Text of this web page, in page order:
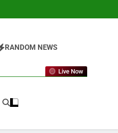
RANDOM NEWS
Live Now